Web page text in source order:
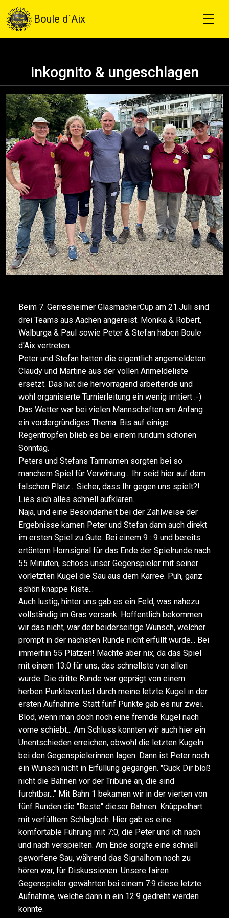
Boule d´Aix
inkognito & ungeschlagen
Beim 7. Gerresheimer GlasmacherCup am 21.Juli sind
drei Teams aus Aachen angereist. Monika & Robert,
Walburga & Paul sowie Peter & Stefan haben Boule
d'Aix vertreten.
Peter und Stefan hatten die eigentlich angemeldeten
Claudy und Martine aus der vollen Anmeldeliste
ersetzt. Das hat die hervorragend arbeitende und
wohl organisierte Turnierleitung ein wenig irritiert :-)
Das Wetter war bei vielen Mannschaften am Anfang
ein vordergründiges Thema. Bis auf einige
Regentropfen blieb es bei einem rundum schönen
Sonntag.
Peters und Stefans Tarnnamen sorgten bei so
manchem Spiel für Verwirrung... Ihr seid hier auf dem
falschen Platz... Sicher, dass Ihr gegen uns spielt?!
Lies sich alles schnell aufklären.
Naja, und eine Besonderheit bei der Zählweise der
Ergebnisse kamen Peter und Stefan dann auch direkt
im ersten Spiel zu Gute. Bei einem 9 : 9 und bereits
ertöntem Hornsignal für das Ende der Spielrunde nach
55 Minuten, schoss unser Gegenspieler mit seiner
vorletzten Kugel die Sau aus dem Karree. Puh, ganz
schön knappe Kiste...
Auch lustig, hinter uns gab es ein Feld, was nahezu
vollständig im Gras versank. Hoffentlich bekommen
wir das nicht, war der beiderseitige Wunsch, welcher
prompt in der nächsten Runde nicht erfüllt wurde... Bei
immerhin 55 Plätzen! Machte aber nix, da das Spiel
mit einem 13:0 für uns, das schnellste von allen
wurde. Die dritte Runde war geprägt von einem
herben Punkteverlust durch meine letzte Kugel in der
ersten Aufnahme. Statt fünf Punkte gab es nur zwei.
Blöd, wenn man doch noch eine fremde Kugel nach
vorne schiebt... Am Schluss konnten wir auch hier ein
Unentschieden erreichen, obwohl die letzten Kugeln
bei den Gegenspielerinnen lagen. Dann ist Peter noch
ein Wunsch nicht in Erfüllung gegangen. "Guck Dir bloß
nicht die Bahnen vor der Tribüne an, die sind
furchtbar..." Mit Bahn 1 bekamen wir in der vierten von
fünf Runden die "Beste" dieser Bahnen. Knüppelhart
mit verfülltem Schlagloch. Hier gab es eine
komfortable Führung mit 7:0, die Peter und ich nach
und nach verspielten. Am Ende sorgte eine schnell
geworfene Sau, während das Signalhorn noch zu
hören war, für Diskussionen. Unsere fairen
Gegenspieler gewährten bei einem 7:9 diese letzte
Aufnahme, welche dann in ein 12:9 gedreht werden
konnte.